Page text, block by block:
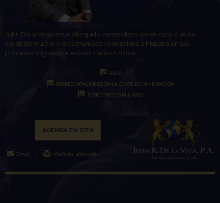
John De la Vega es un abogado venezolano-americano que ha
ayudado mucho a la comunidad venezolana e hispana en sus
procesos migratorios en los Estados Unidos.
ASILO
REPRESENTACIONES EN LA CORTE DE INMIGRACIÓN
PETICIONES FAMILIARES
AGENDA TU CITA
Email Visita mi sitio web